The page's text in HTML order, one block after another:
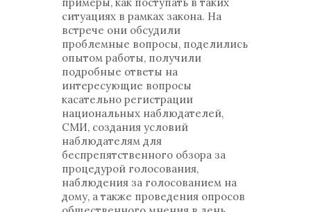
ситуациях в рамках закона. На
встрече они обсудили
проблемные вопросы, поделились
опытом работы, получили
подробные ответы на
интересующие вопросы
касательно регистрации
национальных наблюдателей,
СМИ, создания условий
наблюдателям для
беспрепятственного обзора за
процедурой голосования,
наблюдения за голосованием на
дому, а также проведения опросов